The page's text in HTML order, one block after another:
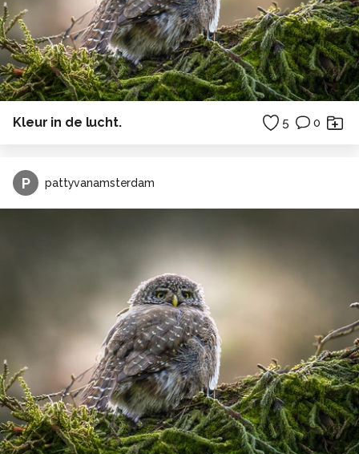
Kleur in de lucht. 5 0
P pattyvanamsterdam